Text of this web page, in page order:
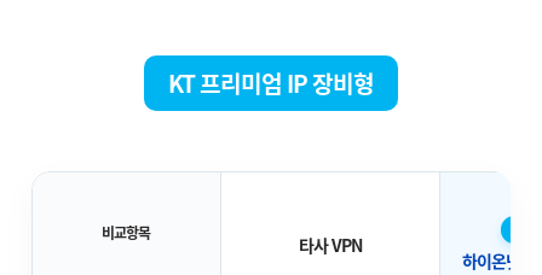
KT 프리미엄 IP 장비형
비교항목 타사 VPN
하이온넷